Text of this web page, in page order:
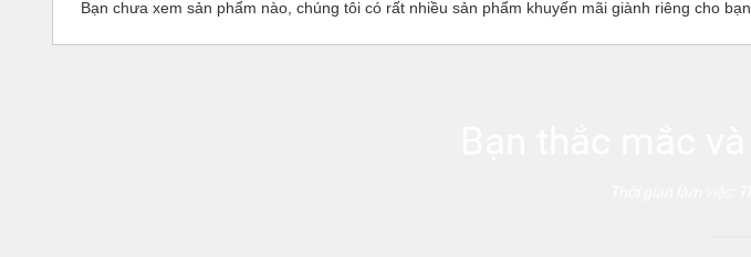
Bạn chưa xem sản phẩm nào, chúng tôi có rất nhiều sản phẩm khuyến mãi giành riêng cho bạn